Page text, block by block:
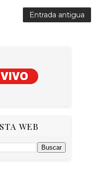
Entrada antigua
WEB